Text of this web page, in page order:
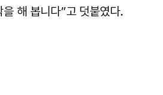
해 봅니다”고 덧붙였다.